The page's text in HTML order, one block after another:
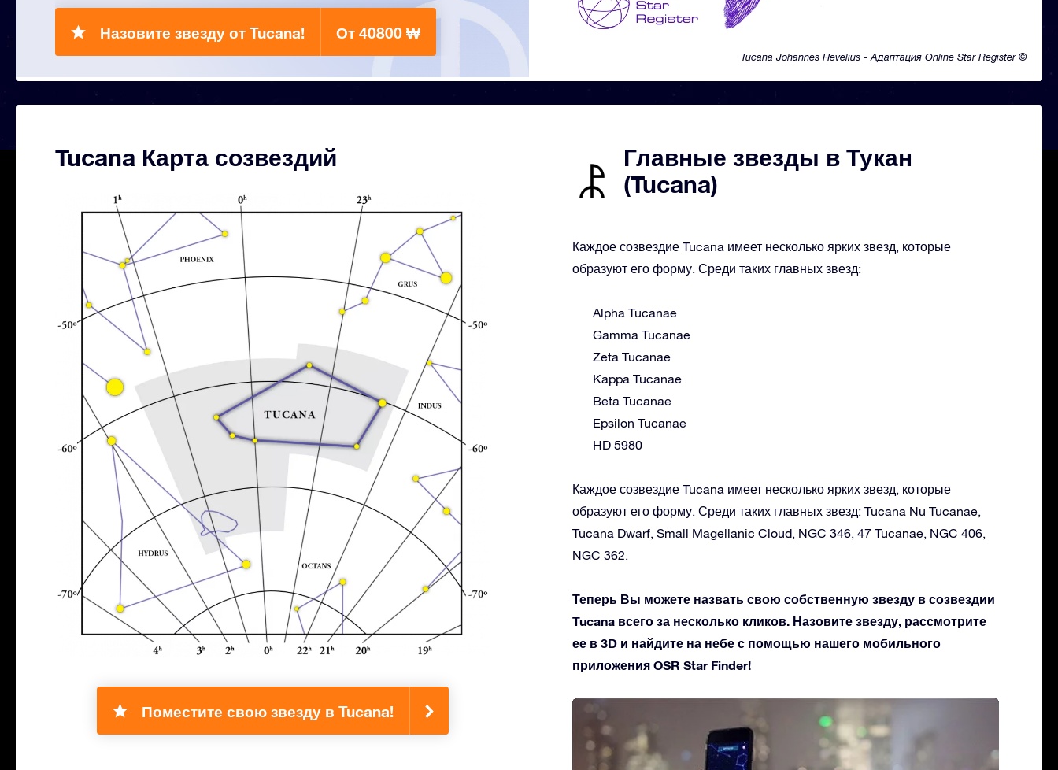
Tucana Johannes Hevelius - Адаптация Online Star Register ©
Назовите звезду от Tucana! От 40800 ₩
Tucana Карта созвездий
Поместите свою звезду в Tucana!
Главные звезды в Тукан
(Tucana)
Каждое созвездие Tucana имеет несколько ярких звезд, которые
образуют его форму. Среди таких главных звезд:
Alpha Tucanae
Gamma Tucanae
Zeta Tucanae
Kappa Tucanae
Beta Tucanae
Epsilon Tucanae
HD 5980
Каждое созвездие Tucana имеет несколько ярких звезд, которые
образуют его форму. Среди таких главных звезд: Tucana Nu Tucanae,
Tucana Dwarf, Small Magellanic Cloud, NGC 346, 47 Tucanae, NGC 406,
NGC 362.
Теперь Вы можете назвать свою собственную звезду в созвездии
Tucana всего за несколько кликов. Назовите звезду, рассмотрите
ее в 3D и найдите на небе с помощью нашего мобильного
приложения OSR Star Finder!